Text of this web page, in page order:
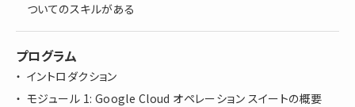
ついてのスキルがある
プログラム
イントロダクション
モジュール 1: Google Cloud オペレーション スイートの概要